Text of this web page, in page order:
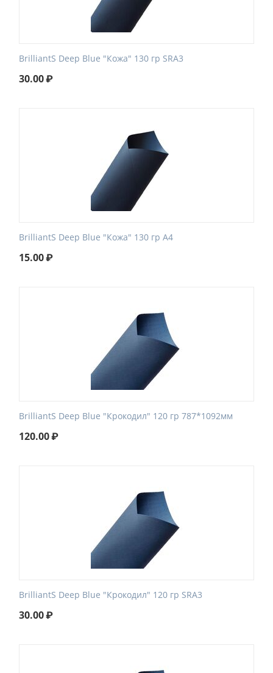
BrilliantS Deep Blue "Кожа" 130 гр SRA3
30.00₽
BrilliantS Deep Blue "Кожа" 130 гр А4
15.00₽
BrilliantS Deep Blue "Крокодил" 120 гр 787*1092мм
120.00₽
BrilliantS Deep Blue "Крокодил" 120 гр SRA3
30.00₽